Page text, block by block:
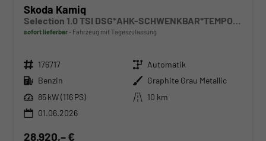
Skoda Kamiq
Selection 1.0 TSI DSG*AHK-SCHWENKBAR*TEMPOMAT*PDC-HINTEN*KEYLESS-GO*SHZ*
sofort lieferbar Fahrzeug mit Tageszulassung
Fahrzeugnr. 176717 Getriebe Automatik
Kraftstoff Benzin Außenfarbe Graphite Grau Metallic
Leistung 85 kW (116 PS) Kilometerstand
10 km
01.06.2026
28.920,– €